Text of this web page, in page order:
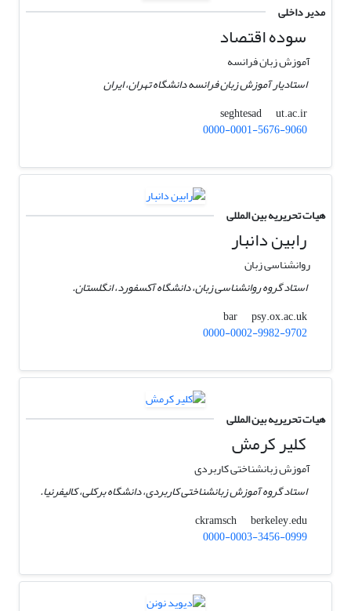
مدیر داخلی
سوده اقتصاد
آموزش زبان فرانسه
استادیار آموزش زبان فرانسه دانشگاه تهران، ایران
seghtesad
ut.ac.ir
0000-0001-5676-9060
هیات تحریریه بین المللی
رابین دانبار
روانشناسی زبان
استاد گروه روانشناسی زبان، دانشگاه آکسفورد، انگلستان.
bar
psy.ox.ac.uk
0000-0002-9982-9702
هیات تحریریه بین المللی
کلیر کرمش
آموزش زبانشناختی کاربردی
استاد گروه آموزش زبانشناختی کاربردی، دانشگاه برکلی، کالیفرنیا.
ckramsch
berkeley.edu
0000-0003-3456-0999